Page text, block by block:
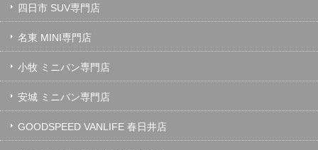
四日市 SUV専門店
名東 MINI専門店
小牧 ミニバン専門店
安城 ミニバン専門店
GOODSPEED VANLIFE 春日井店